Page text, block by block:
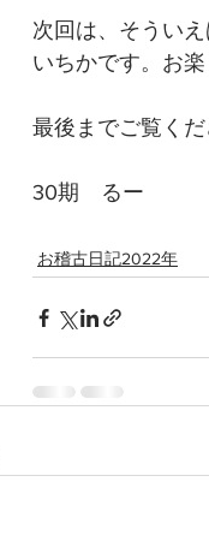
次回は、そうい
いちかです。お
最後までご覧くだ
30期　るー
お稽古日記2022年